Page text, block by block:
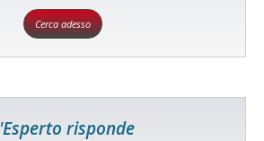
Cerca adesso
risponde